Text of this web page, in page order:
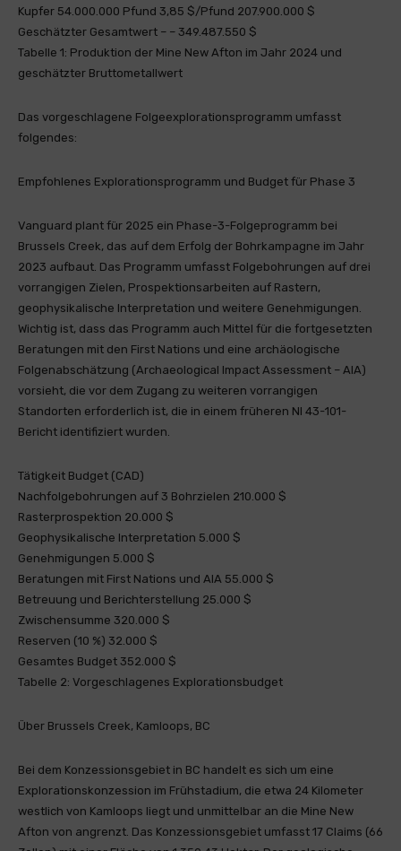
Kupfer 54.000.000 Pfund 3,85 $/Pfund 207.900.000 $
Geschätzter Gesamtwert – – 349.487.550 $
Tabelle 1: Produktion der Mine New Afton im Jahr 2024 und
geschätzter Bruttometallwert
Das vorgeschlagene Folgeexplorationsprogramm umfasst
folgendes:
Empfohlenes Explorationsprogramm und Budget für Phase 3
Vanguard plant für 2025 ein Phase-3-Folgeprogramm bei
Brussels Creek, das auf dem Erfolg der Bohrkampagne im Jahr
2023 aufbaut. Das Programm umfasst Folgebohrungen auf drei
vorrangigen Zielen, Prospektionsarbeiten auf Rastern,
geophysikalische Interpretation und weitere Genehmigungen.
Wichtig ist, dass das Programm auch Mittel für die fortgesetzten
Beratungen mit den First Nations und eine archäologische
Folgenabschätzung (Archaeological Impact Assessment – AIA)
vorsieht, die vor dem Zugang zu weiteren vorrangigen
Standorten erforderlich ist, die in einem früheren NI 43-101-
Bericht identifiziert wurden.
Tätigkeit Budget (CAD)
Nachfolgebohrungen auf 3 Bohrzielen 210.000 $
Rasterprospektion 20.000 $
Geophysikalische Interpretation 5.000 $
Genehmigungen 5.000 $
Beratungen mit First Nations und AIA 55.000 $
Betreuung und Berichterstellung 25.000 $
Zwischensumme 320.000 $
Reserven (10 %) 32.000 $
Gesamtes Budget 352.000 $
Tabelle 2: Vorgeschlagenes Explorationsbudget
Über Brussels Creek, Kamloops, BC
Bei dem Konzessionsgebiet in BC handelt es sich um eine
Explorationskonzession im Frühstadium, die etwa 24 Kilometer
westlich von Kamloops liegt und unmittelbar an die Mine New
Afton von angrenzt. Das Konzessionsgebiet umfasst 17 Claims (66